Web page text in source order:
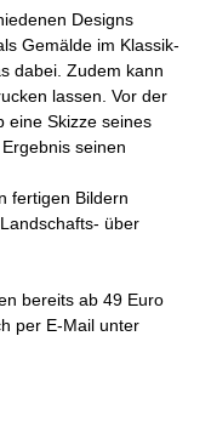
Designs
Gemälde im Klassik-
dabei. Zudem kann
lassen. Vor der
eine Skizze seines
seinen
fertigen Bildern
über
bereits ab 49 Euro
per E-Mail unter